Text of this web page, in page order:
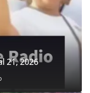
21, 2026